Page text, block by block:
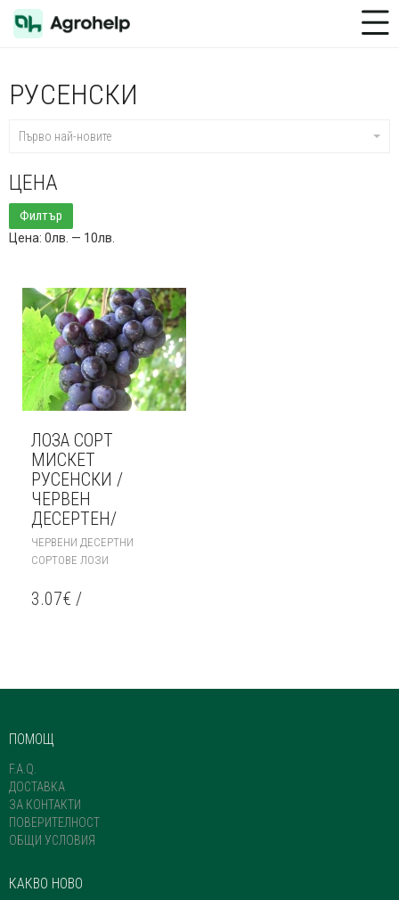
Toggle Menu
РУСЕНСКИ
Първо най-новите
ЦЕНА
Минимална
цена
Максимална
цена
Филтър
Цена: 0лв. — 10лв.
ЛОЗА СОРТ
МИСКЕТ
РУСЕНСКИ /
ЧЕРВЕН
ДЕСЕРТЕН/
ЧЕРВЕНИ ДЕСЕРТНИ
СОРТОВЕ ЛОЗИ
3.07€ /
ПОМОЩ
F.A.Q.
ДОСТАВКА
ЗА КОНТАКТИ
ПОВЕРИТЕЛНОСТ
ОБЩИ УСЛОВИЯ
КАКВО НОВО